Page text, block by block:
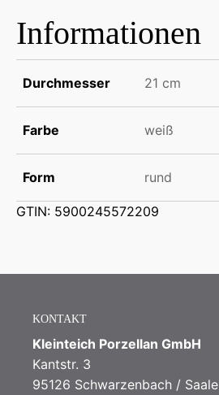
Informationen
Durchmesser 21 cm
Farbe weiß
Form rund
GTIN: 5900245572209
KONTAKT
Kleinteich Porzellan GmbH
Kantstr. 3
95126 Schwarzenbach / Saale